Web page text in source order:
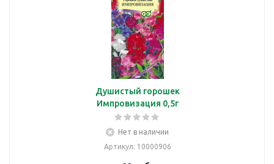
Душистый горошек
Импровизация 0,5г
Нет в наличии
Артикул: 10000906